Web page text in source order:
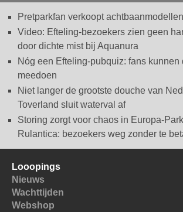
Pretparkfan verkoopt
Video: Efteling-bezoekers zien geen
door dichte mist bij Aquanura
Nóg een Efteling-pubquiz: fans kunnen
meedoen
Niet langer de grootste douche van
Toverland sluit waterval af
Storing zorgt voor chaos in Europa-
Rulantica: bezoekers weg zonder te
Looopings
Nieuws
Wachttijden
Webshop